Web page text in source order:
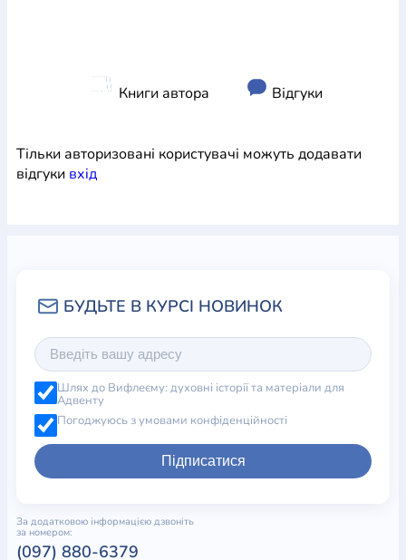
Книги автора Відгуки
Тільки авторизовані користувачі можуть додавати
відгуки вхiд
Шлях до Вифлеєму: духовні історії та матеріали для
Адвенту
Погоджуюсь з умовами конфіденційності
Підписатися
За додатковою інформацією дзвоніть
за номером:
(097) 880-6379